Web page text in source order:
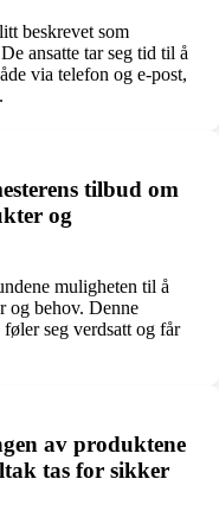
beskrevet som
ansatte tar seg tid til å
via telefon og e-post,
tilbud om
og
muligheten til å
og behov. Denne
seg verdsatt og får
av produktene
tas for sikker